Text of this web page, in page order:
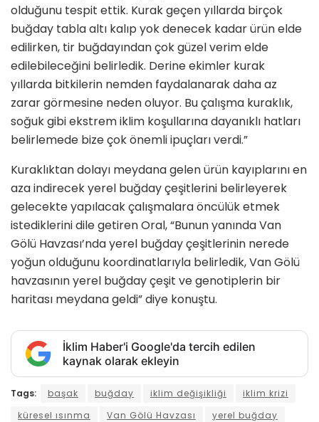
olduğunu tespit ettik. Kurak geçen yıllarda birçok
buğday tabla altı kalıp yok denecek kadar ürün elde
edilirken, tir buğdayından çok güzel verim elde
edilebileceğini belirledik. Derine ekimler kurak
yıllarda bitkilerin nemden faydalanarak daha az
zarar görmesine neden oluyor. Bu çalışma kuraklık,
soğuk gibi ekstrem iklim koşullarına dayanıklı hatları
belirlemede bize çok önemli ipuçları verdi.”
Kuraklıktan dolayı meydana gelen ürün kayıplarını en
aza indirecek yerel buğday çeşitlerini belirleyerek
gelecekte yapılacak çalışmalara öncülük etmek
istediklerini dile getiren Oral, “Bunun yanında Van
Gölü Havzası’nda yerel buğday çeşitlerinin nerede
yoğun olduğunu koordinatlarıyla belirledik, Van Gölü
havzasının yerel buğday çeşit ve genotiplerin bir
haritası meydana geldi” diye konuştu.
İklim Haber'i Google'da tercih edilen
kaynak olarak ekleyin
Tags: başak buğday iklim değişikliği
iklim krizi
küresel ısınma
Van Gölü Havzası yerel buğday